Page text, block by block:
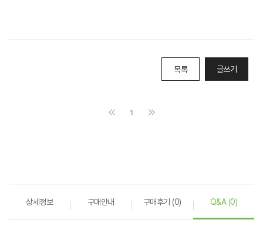
상세정보 구매안내 구매후기 (0) Q&A (0)